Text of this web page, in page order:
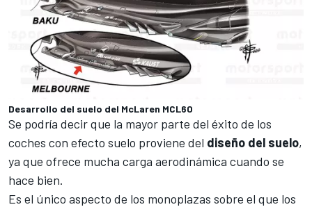
Desarrollo del suelo del McLaren MCL60
Se podría decir que la mayor parte del éxito de los
coches con efecto suelo proviene del diseño del suelo,
ya que ofrece mucha carga aerodinámica cuando se
hace bien.
Es el único aspecto de los monoplazas sobre el que los